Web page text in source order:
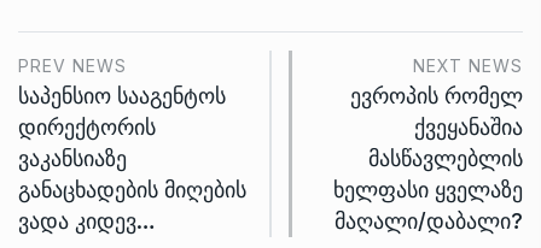
PREV NEWS
საპენსიო სააგენტოს
დირექტორის
ვაკანსიაზე
განაცხადების მიღების
ვადა კიდევ…
NEXT NEWS
ევროპის რომელ
ქვეყანაშია
მასწავლებლის
ხელფასი ყველაზე
მაღალი/დაბალი?